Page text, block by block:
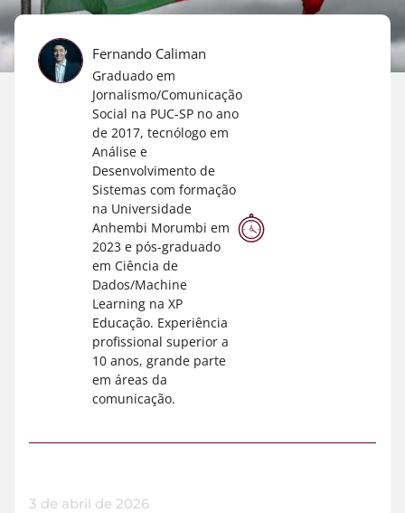
Fernando Caliman
Graduado em
Jornalismo/Comunicação
Social na PUC-SP no ano
de 2017, tecnólogo em
Análise e
Desenvolvimento de
Sistemas com formação
na Universidade
Anhembi Morumbi em
2023 e pós-graduado
em Ciência de
Dados/Machine
Learning na XP
Educação. Experiência
profissional superior a
10 anos, grande parte
em áreas da
comunicação.
3 de abril de 2026